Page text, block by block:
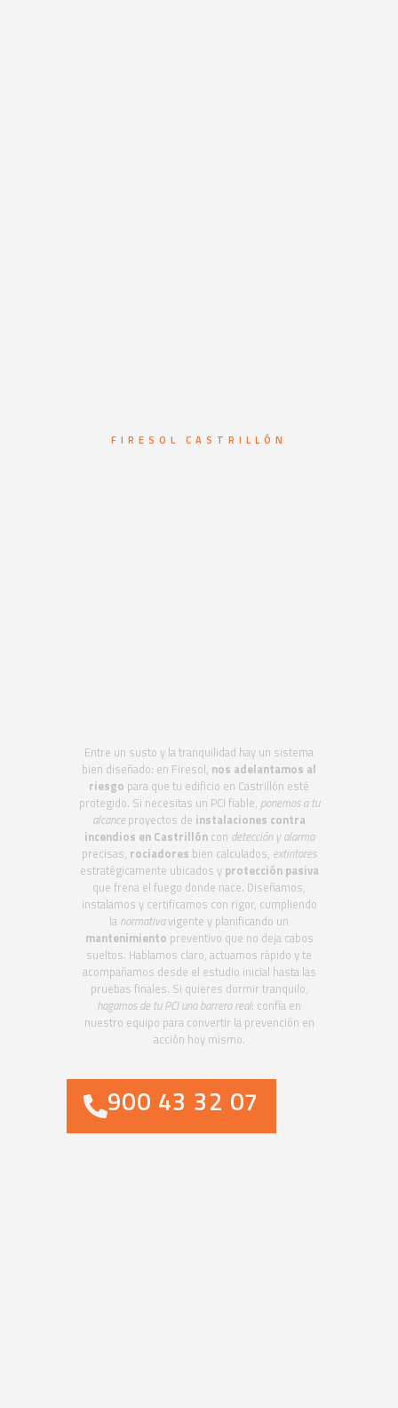
FIRESOL CASTRILLÓN
Entre un susto y la tranquilidad hay un sistema
bien diseñado: en Firesol, nos adelantamos al
riesgo para que tu edificio en Castrillón esté
protegido. Si necesitas un PCI fiable, ponemos a tu
alcance proyectos de instalaciones contra
incendios en Castrillóncon detección y alarma
precisas, rociadores bien calculados, extintores
estratégicamente ubicados y protección pasiva
que frena el fuego donde nace. Diseñamos,
instalamos y certificamos con rigor, cumpliendo
la normativavigente y planificando un
mantenimiento preventivo que no deja cabos
sueltos. Hablamos claro, actuamos rápido y te
acompañamos desde el estudio inicial hasta las
pruebas finales. Si quieres dormir tranquilo,
hagamos de tu PCI una barrera real: confía en
nuestro equipo para convertir la prevención en
acción hoy mismo.
900 43 32 07